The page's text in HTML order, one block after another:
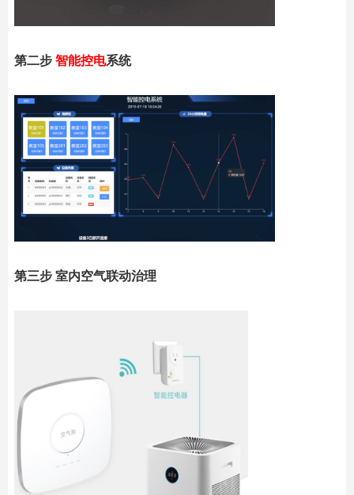
第二步 智能控电系统
第三步 室内空气联动治理